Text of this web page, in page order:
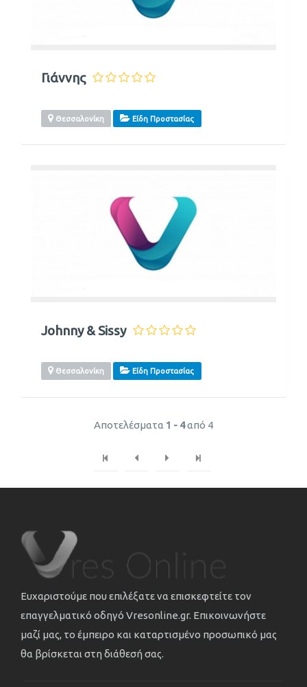
Γιάννης
Θεσσαλονίκη Είδη Προστασίας
Johnny & Sissy
Θεσσαλονίκη Είδη Προστασίας
Αποτελέσματα 1 - 4από 4
Ευχαριστούμε που επιλέξατε να επισκεφτείτε τον
επαγγελματικό οδηγό Vresonline.gr. Επικοινωνήστε
μαζί μας, το έμπειρο και καταρτισμένο προσωπικό μας
θα βρίσκεται στη διάθεσή σας.